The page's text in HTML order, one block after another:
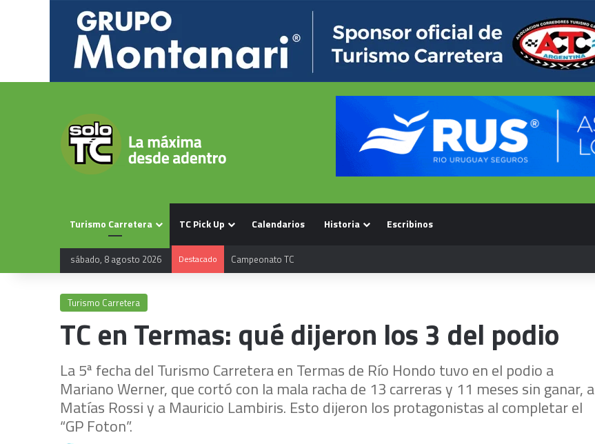
Turismo Carretera TC Pick Up Calendarios Historia Escribinos
sábado, 8 agosto 2026 Destacado Campeonato TC
Turismo Carretera
TC en Termas: qué dijeron los 3 del podio
La 5ª fecha del Turismo Carretera en Termas de Río Hondo tuvo en el podio a
Mariano Werner, que cortó con la mala racha de 13 carreras y 11 meses sin ganar, a
Matías Rossi y a Mauricio Lambiris. Esto dijeron los protagonistas al completar el
“GP Foton”.